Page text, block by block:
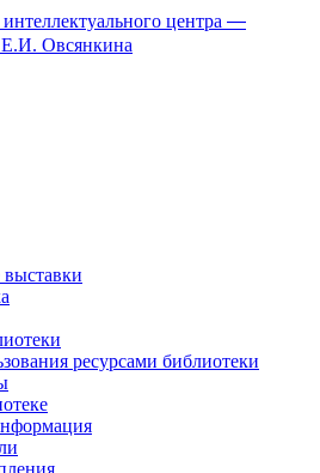
центра —
Овсянкина
ресурсами библиотеки